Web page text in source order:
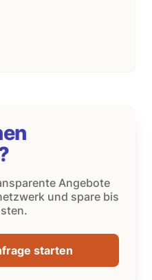
Angebote
und spare bis
starten